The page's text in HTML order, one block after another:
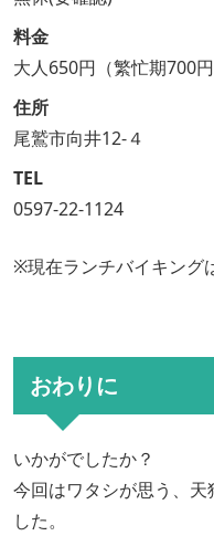
料金
大人650円（繁忙期700
住所
尾鷲市向井12-４
TEL
0597-22-1124
※現在ランチバイキング
おわりに
いかがでしたか？
今回はワタシが思う、
した。